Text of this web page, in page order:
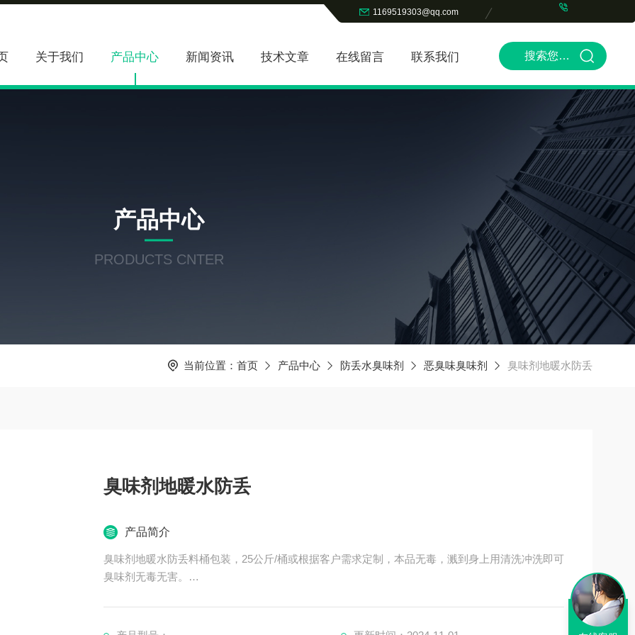
1169519303@qq.com
关于我们 产品中心 新闻资讯 技术文章 在线留言 联系我们
产品中心
PRODUCTS CNTER
当前位置： 首页 产品中心 防丢水臭味剂 恶臭味臭味剂 臭味剂地暖水防丢
臭味剂地暖水防丢
产品简介
臭味剂地暖水防丢料桶包装，25公斤/桶或根据客户需求定制，本品无毒，溅到身上用清洗冲洗即可
臭味剂无毒无害。
药物本身就是狐臭味主要成分的同等物，其衍生物就是蒜素。从用途分有污水变色臭味剂、防丢水